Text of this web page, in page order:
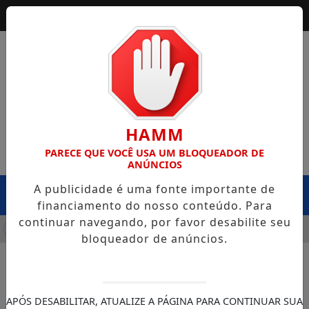
MENU
CAPOTA NA BR-364, EM EXTREMA, E CASO LEVANTA
HAMM
PARECE QUE VOCÊ USA UM BLOQUEADOR DE
ANÚNCIOS
A publicidade é uma fonte importante de
financiamento do nosso conteúdo. Para
continuar navegando, por favor desabilite seu
bloqueador de anúncios.
APÓS DESABILITAR, ATUALIZE A PÁGINA PARA CONTINUAR SUA